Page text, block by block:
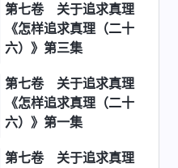
第七卷 关于追求真理
《怎样追求真理（二十
六）》第三集
第七卷 关于追求真理
《怎样追求真理（二十
六）》第一集
第七卷 关于追求真理